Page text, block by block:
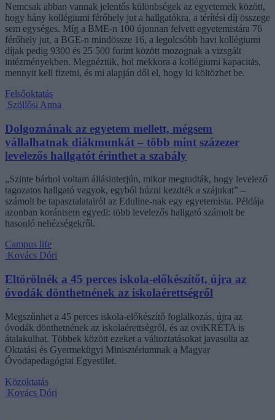
Nemcsak abban vannak jelentős különbségek az egyetemek között,
hogy hány kollégiumi férőhely jut a hallgatókra, a térítési díj összege
sem egységes. Míg a BME-n 100 újonnan felvett egyetemistára 76
férőhely jut, a BGE-n mindössze 16, a legolcsóbb havi kollégiumi
díjak pedig 9300 és 25 500 forint között mozognak a vizsgált
intézményekben. Megnéztük, hol mekkora a kollégiumi kapacitás,
mennyit kell fizetni, és mi alapján dől el, hogy ki költözhet be.
Felsőoktatás
Szöllősi Anna
Dolgoznának az egyetem mellett, mégsem
vállalhatnak diákmunkát – több mint százezer
levelezős hallgatót érinthet a szabály
„Szinte bárhol voltam állásinterjún, mikor megtudták, hogy levelező
tagozatos hallgató vagyok, egyből húzni kezdték a szájukat” –
számolt be tapasztalatairól az Eduline-nak egy egyetemista. Példája
azonban korántsem egyedi: több levelezős hallgató számolt be
hasonló nehézségekről.
Campus life
Kovács Dóri
Eltörölnék a 45 perces iskola-előkészítőt, újra az
óvodák dönthetnének az iskolaérettségről
Megszűnhet a 45 perces iskola-előkészítő foglalkozás, újra az
óvodák dönthetnének az iskolaérettségről, és az oviKRÉTA is
átalakulhat. Többek között ezeket a változtatásokat javasolta az
Oktatási és Gyermekügyi Minisztériumnak a Magyar
Óvodapedagógiai Egyesület.
Közoktatás
Kovács Dóri